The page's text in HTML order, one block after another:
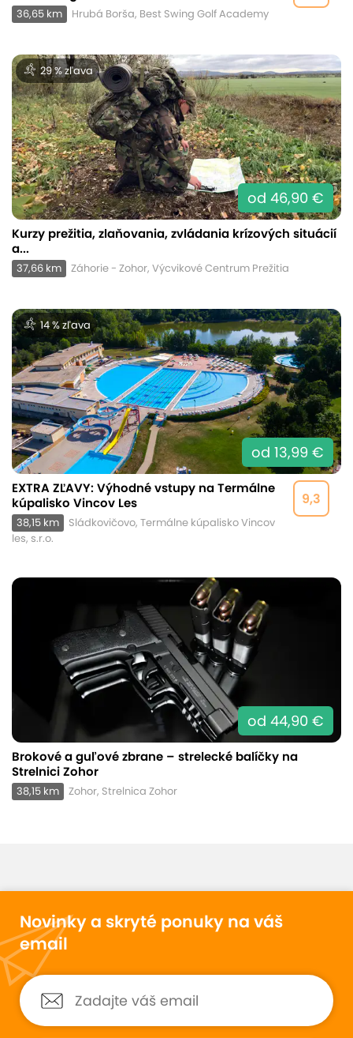
36,65 km Hrubá Borša, Best Swing Golf Academy
29 % zľava
od 46,90 €
Kurzy prežitia, zlaňovania, zvládania krízových situácií
a...
37,66 km Záhorie - Zohor, Výcvikové Centrum Prežitia
14 % zľava
od 13,99 €
9,3
EXTRA ZĽAVY: Výhodné vstupy na Termálne
kúpalisko Vincov Les
38,15 km
Sládkovičovo, Termálne kúpalisko Vincov
les, s.r.o.
od 44,90 €
Brokové a guľové zbrane – strelecké balíčky na
Strelnici Zohor
38,15 km Zohor, Strelnica Zohor
Novinky a skryté ponuky na váš
email